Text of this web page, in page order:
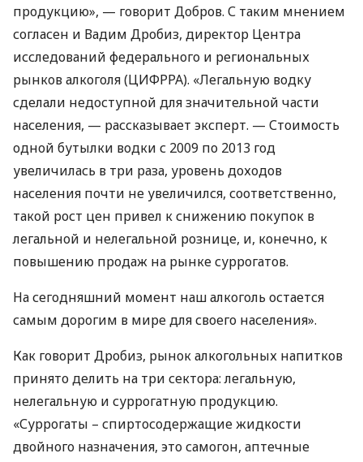
продукцию», — говорит Добров. С таким мнением
согласен и Вадим Дробиз, директор Центра
исследований федерального и региональных
рынков алкоголя (ЦИФРРА). «Легальную водку
сделали недоступной для значительной части
населения, — рассказывает эксперт. — Стоимость
одной бутылки водки с 2009 по 2013 год
увеличилась в три раза, уровень доходов
населения почти не увеличился, соответственно,
такой рост цен привел к снижению покупок в
легальной и нелегальной рознице, и, конечно, к
повышению продаж на рынке суррогатов.
На сегодняшний момент наш алкоголь остается
самым дорогим в мире для своего населения».
Как говорит Дробиз, рынок алкогольных напитков
принято делить на три сектора: легальную,
нелегальную и суррогатную продукцию.
«Суррогаты – спиртосодержащие жидкости
двойного назначения, это самогон, аптечные